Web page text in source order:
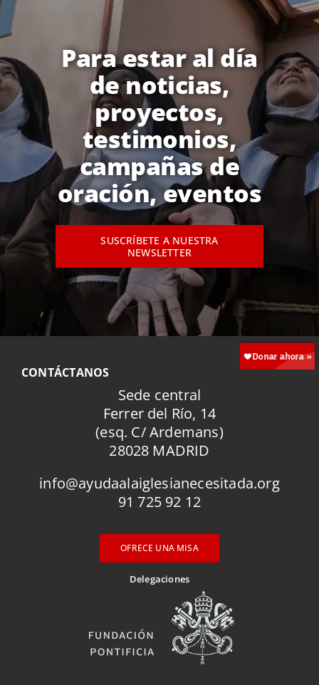
Para estar al día
de noticias,
proyectos,
testimonios,
campañas de
oración, eventos
SUSCRÍBETE A NUESTRA
NEWSLETTER
CONTÁCTANOS
Sede central
Ferrer del Río, 14
(esq. C/ Ardemans)
28028 MADRID
info@ayudaalaiglesianecesitada.org
91 725 92 12
OFRECE UNA MISA
Delegaciones